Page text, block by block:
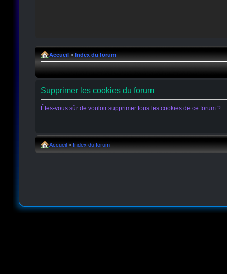
Accueil » Index du forum
Supprimer les cookies du forum
Êtes-vous sûr de vouloir supprimer tous les cookies de ce forum ?
Accueil » Index du forum